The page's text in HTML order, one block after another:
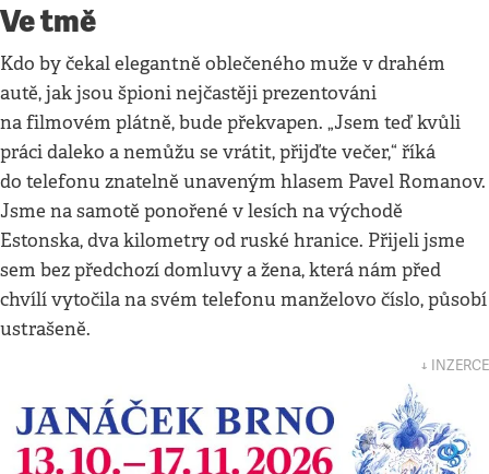
Ve tmě
Kdo by čekal elegantně oblečeného muže v drahém
autě, jak jsou špioni nejčastěji prezentováni
na filmovém plátně, bude překvapen. „Jsem teď kvůli
práci daleko a nemůžu se vrátit, přijďte večer,“ říká
do telefonu znatelně unaveným hlasem Pavel Romanov.
Jsme na samotě ponořené v lesích na východě
Estonska, dva kilometry od ruské hranice. Přijeli jsme
sem bez předchozí domluvy a žena, která nám před
chvílí vytočila na svém telefonu manželovo číslo, působí
ustrašeně.
↓ INZERCE